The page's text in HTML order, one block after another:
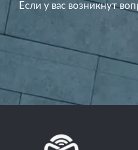
Если у вас возникнут